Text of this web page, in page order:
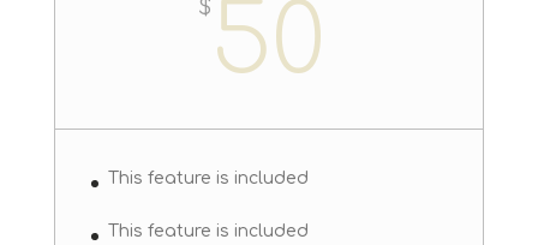
$ 50
This feature is included
This feature is included